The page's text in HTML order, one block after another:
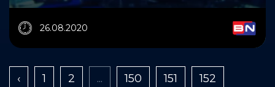
26.08.2020
‹ 1 2 ... 150 151 152